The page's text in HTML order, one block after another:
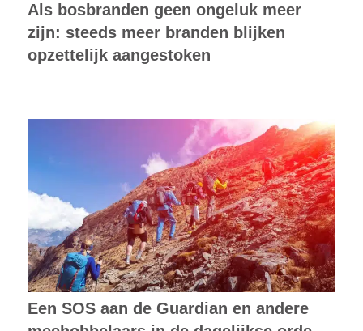
Als bosbranden geen ongeluk meer
zijn: steeds meer branden blijken
opzettelijk aangestoken
Een SOS aan de Guardian en andere